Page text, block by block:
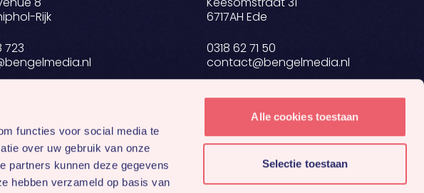
functies voor social media te
over uw gebruik van onze
partners kunnen deze gegevens
hebben verzameld op basis van
Alle cookies toestaan
Selectie toestaan
Rijk
723
6717AH Ede
0318 62 71 50
contact@bengelmedia.nl
BTW NL 8634.27.698.B01